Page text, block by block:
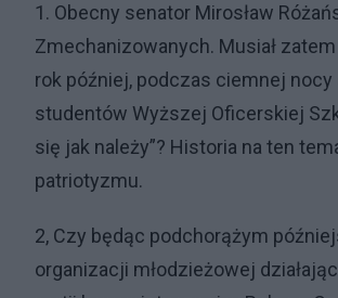
1. Obecny senator Mirosław
Zmechanizowanych. Musiał
rok później, podczas ciemnej
studentów Wyższej Oficerskiej
się jak należy”? Historia na ten
patriotyzmu.
2, Czy będąc podchorążym
organizacji młodzieżowej